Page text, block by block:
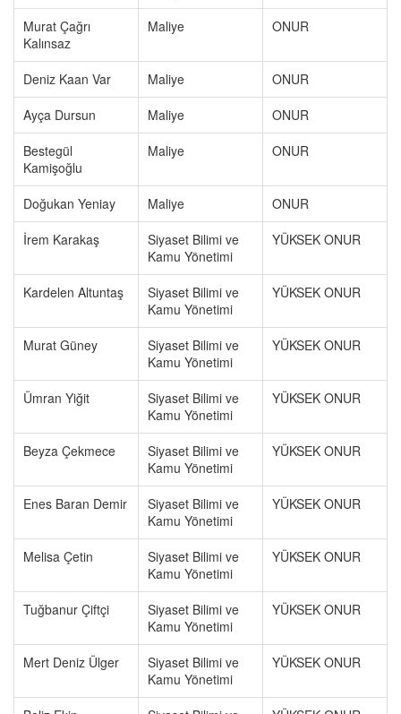
Murat Çağrı
Kalınsaz
Maliye ONUR
Deniz Kaan Var Maliye
ONUR
Ayça Dursun
Maliye
ONUR
Bestegül
Kamişoğlu
Maliye ONUR
Doğukan Yeniay Maliye
ONUR
İrem Karakaş
Siyaset Bilimi ve
Kamu Yönetimi
YÜKSEK ONUR
Kardelen Altuntaş
Siyaset Bilimi ve
Kamu Yönetimi
YÜKSEK ONUR
Murat Güney
Siyaset Bilimi ve
Kamu Yönetimi
YÜKSEK ONUR
Ümran Yiğit
Siyaset Bilimi ve
Kamu Yönetimi
YÜKSEK ONUR
Beyza Çekmece
Siyaset Bilimi ve
Kamu Yönetimi
YÜKSEK ONUR
Enes Baran Demir
Siyaset Bilimi ve
Kamu Yönetimi
YÜKSEK ONUR
Melisa Çetin
Siyaset Bilimi ve
Kamu Yönetimi
YÜKSEK ONUR
Tuğbanur Çiftçi
Siyaset Bilimi ve
Kamu Yönetimi
YÜKSEK ONUR
Mert Deniz Ülger
Siyaset Bilimi ve
Kamu Yönetimi
YÜKSEK ONUR